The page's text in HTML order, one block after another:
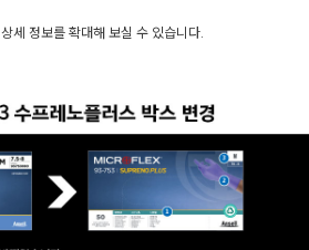
상세 정보를 확대해 보실 수 있습니다.